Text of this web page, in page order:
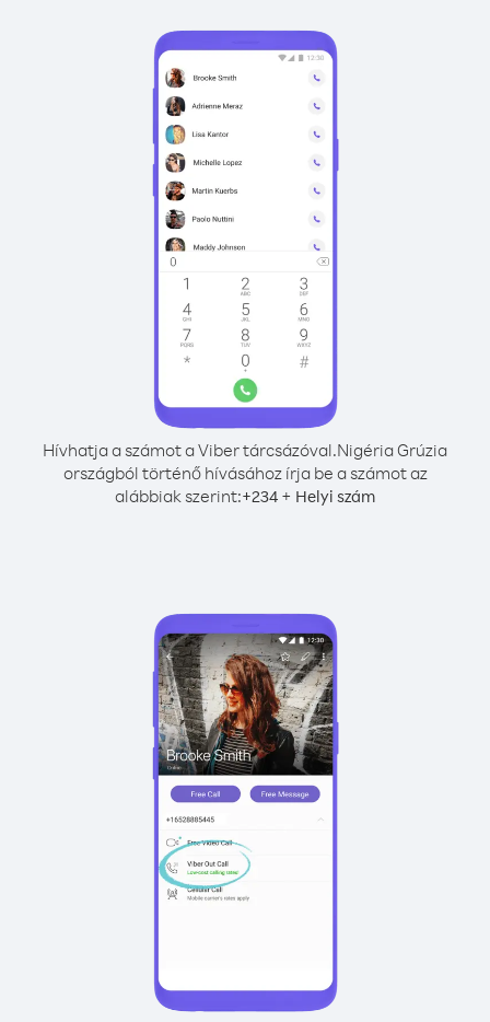
Hívhatja a számot a Viber tárcsázóval.Nigéria Grúzia
országból történő hívásához írja be a számot az
alábbiak szerint:+234 + Helyi szám